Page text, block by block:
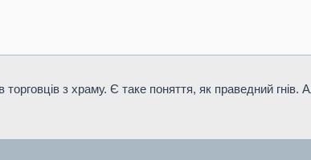
з храму. Є таке поняття, як праведний